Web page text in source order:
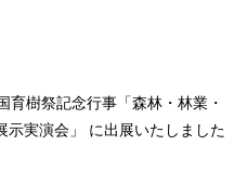
育樹祭記念行事「森林・林業・
示実演会」 に出展いたしました